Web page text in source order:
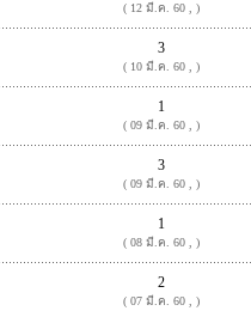
( 12 มี.ค. 60 , )
3
( 10 มี.ค. 60 , )
1
( 09 มี.ค. 60 , )
3
( 09 มี.ค. 60 , )
1
( 08 มี.ค. 60 , )
2
( 07 มี.ค. 60 , )